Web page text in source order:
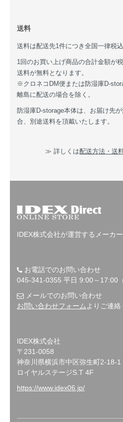
送料
送料は配送先1件につき全国一律税
1回のお買い上げ商品の合計金額が
送料が無料となります。
※クロネコDM便または防湿庫D-
離島に配送の場合を除く。
防湿庫D-storage本体は、お届け先
合、別途送料を頂戴いたします。
≫ 詳しくは配送方法・送
IDEX株式会社が運営するメーカ
お電話でのお問い合わせ
045-341-0355 平日 9:00～17:00
メールでのお問い合わせ
お問い合わせフォーム よりご連絡
IDEX株式会社
〒231-0058
神奈川県横浜市中区弥生町2-18-1
ロイヤルステージS.T 4F
https://www.idex06.jp/